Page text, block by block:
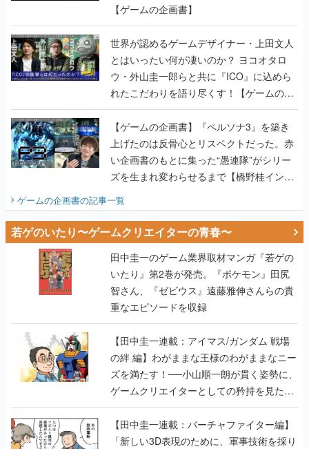
【ゲームの企画書】
世界が認めるゲームデザイナー・上田文人
とはいったい何が凄いのか？ ヨコオタロ
ウ・外山圭一郎らと共に『ICO』に込めら
れたこだわりを語り尽くす！【ゲームの企
画書】
【ゲームの企画書】『ペルソナ3』を築き
上げたのは反骨心とリスペクトだった。赤
い企画書のもとに集った“愚連隊”がシリー
ズを生まれ変わらせるまで【橋野桂インタ
ゲームの企画書の記事一覧
若ゲのいたり〜ゲームクリエイターの青春〜
田中圭一のゲーム業界取材マンガ『若ゲの
いたり』第2巻が発売。『ポケモン』田尻
智さん、『ゼビウス』遠藤雅伸さんらの貴
重なエピソードを収録
【田中圭一連載：アイマス/ガンダム 戦場
の絆 編】わがままな王様のわがままなニー
ズを満たす！──小山順一朗が貫く姿勢に、
ゲームクリエイターとしての矜持を見た
【若ゲのいたり最終回】
【田中圭一連載：バーチャファイター編】
「新しい3D表現のために、軍事技術を採り